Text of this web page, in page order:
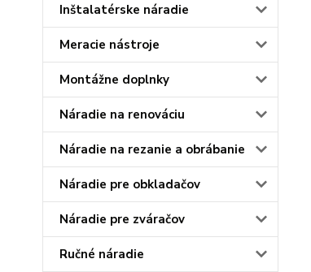
Inštalatérske náradie
Meracie nástroje
Montážne doplnky
Náradie na renováciu
Náradie na rezanie a obrábanie
Náradie pre obkladačov
Náradie pre zváračov
Ručné náradie